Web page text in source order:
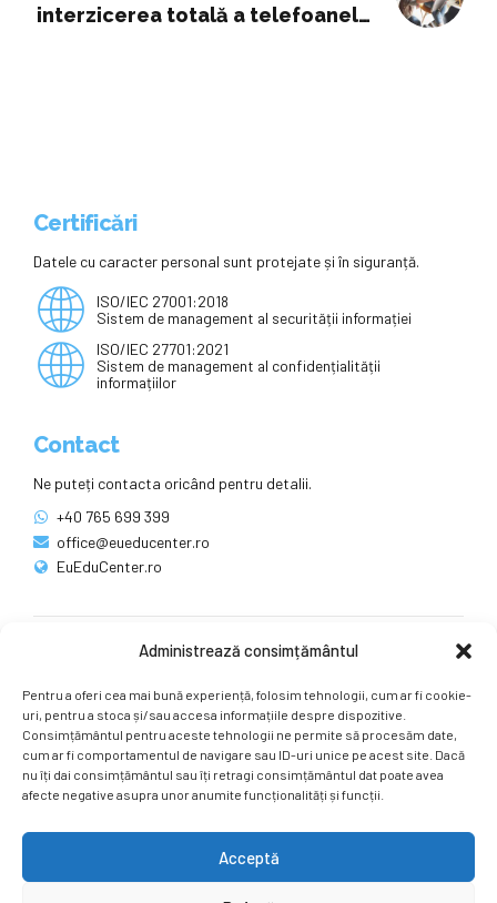
Administrează consimțământul
Pentru a oferi cea mai bună experiență, folosim tehnologii, cum ar fi cookie-
uri, pentru a stoca și/sau accesa informațiile despre dispozitive.
Consimțământul pentru aceste tehnologii ne permite să procesăm date,
cum ar fi comportamentul de navigare sau ID-uri unice pe acest site. Dacă
nu îți dai consimțământul sau îți retragi consimțământul dat poate avea
afecte negative asupra unor anumite funcționalități și funcții.
Acceptă
interzicerea totală a telefoanelor
Certificări
Datele cu caracter personal sunt protejate și în siguranță.
ISO/IEC 27001:2018
Sistem de management al securității informației
ISO/IEC 27701:2021
Sistem de management al confidențialității
informațiilor
Contact
Ne puteți contacta oricând pentru detalii.
+40 765 699 399
office@eueducenter.ro
EuEduCenter.ro
Ne puteți găsi și pe rețelele sociale.